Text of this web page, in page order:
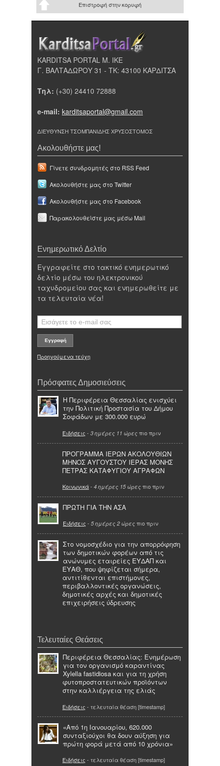
Επιστροφή στην κορυφή
KARDITSA PORTAL Μ. ΙΚΕ
Γ. ΒΑΛΤΑΔΩΡΟΥ 31 - ΤΚ: 43100 ΚΑΡΔΙΤΣΑ
Τηλ: (+30) 24410 72888
e-mail: karditsaportal@gmail.com
ΔΙΕΥΘΥΝΣΗ ΤΣΟΜΠΑΝΙΔΗΣ ΧΡΥΣΟΣΤΟΜΟΣ
Ακολουθήστε μας!
Γίνετε συνδρομητές στο RSS Feed
Ακολουθήστε μας στο Twitter
Ακολουθήστε μας στο Facebook
Παρακολουθείστε μας μέσω Mail
Ενημερωτικό Δελτίο
Εγγραφείτε στο τακτικό ενημερωτικό
δελτίο μέσω του ηλεκτρονικού
ταχυδρομείου σας και ενημερωθείτε με
τα τελευταία νέα!
Προηγούμενα τεύχη
Πρόσφατες Δημοσιεύσεις
Η Περιφέρεια Θεσσαλίας ενισχύει
την Πολιτική Προστασία του Δήμου
Σοφάδων με 300.000 ευρώ
Ειδήσεις - 3 ημέρες 11 ώρες πιο πριν
ΠΡΟΓΡΑΜΜΑ ΙΕΡΩΝ ΑΚΟΛΟΥΘΙΩΝ
ΜΗΝΟΣ ΑΥΓΟΥΣΤΟΥ ΙΕΡΑΣ ΜΟΝΗΣ
ΠΕΤΡΑΣ ΚΑΤΑΦΥΓΙΟΥ ΑΓΡΑΦΩΝ
Κοινωνικά- 4 ημέρες 15 ώρες πιο πριν
ΠΡΩΤΗ ΓΙΑ ΤΗΝ ΑΣΑ
Ειδήσεις - 5 ημέρες 2 ώρες πιο πριν
Στο νομοσχέδιο για την απορρόφηση
των δημοτικών φορέων από τις
ανώνυμες εταιρείες ΕΥΔΑΠ και
ΕΥΑΘ, που ψηφίζεται σήμερα,
αντιτίθενται επιστήμονες,
περιβαλλοντικές οργανώσεις,
δημοτικές αρχές και δημοτικές
επιχειρήσεις ύδρευσης
Τελευταίες Θεάσεις
Περιφέρεια Θεσσαλίας: Ενημέρωση
για τον οργανισμό καραντίνας
Xylella fastidiosa και για τη χρήση
φυτοπροστατευτικών προϊόντων
στην καλλιέργεια της ελιάς
Ειδήσεις - τελευταία θέαση [timestamp]
«Από 1η Ιανουαρίου, 620.000
συνταξιούχοι θα δουν αύξηση για
πρώτη φορά μετά από 10 χρόνια»
Ειδήσεις - τελευταία θέαση [timestamp]